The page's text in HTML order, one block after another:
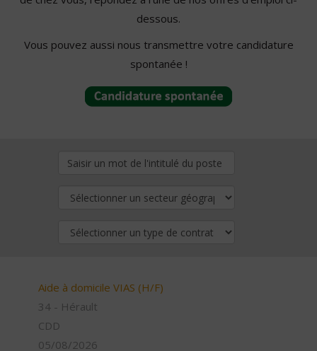
dessous.
Vous pouvez aussi nous transmettre votre candidature
spontanée !
Aide à domicile VIAS (H/F)
34 - Hérault
CDD
05/08/2026